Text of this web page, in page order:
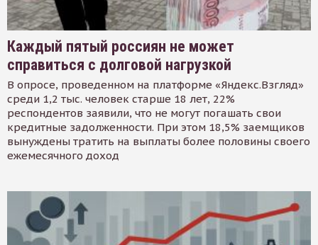
Каждый пятый россиян не может
справиться с долговой нагрузкой
В опросе, проведенном на платформе «Яндекс.Взгляд»
среди 1,2 тыс. человек старше 18 лет, 22%
респондентов заявили, что не могут погашать свои
кредитные задолженности. При этом 18,5% заемщиков
вынуждены тратить на выплаты более половины своего
ежемесячного доход